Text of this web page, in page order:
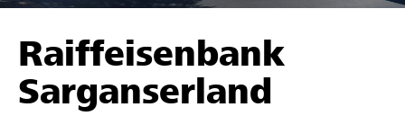
Parrainer
Soutien & assistance
Trouvez des projets et des organisations
Raiffeisenbank
Sarganserland